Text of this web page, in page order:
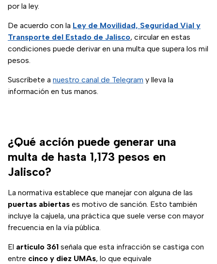
por la ley.
De acuerdo con la Ley de Movilidad, Seguridad Vial y
Transporte del Estado de Jalisco, circular en estas
condiciones puede derivar en una multa que supera los mil
pesos.
Suscríbete a nuestro canal de Telegram y lleva la
información en tus manos.
¿Qué acción puede generar una
multa de hasta 1,173 pesos en
Jalisco?
La normativa establece que manejar con alguna de las
puertas abiertas es motivo de sanción. Esto también
incluye la cajuela, una práctica que suele verse con mayor
frecuencia en la vía pública.
El artículo 361 señala que esta infracción se castiga con
entre cinco y diez UMAs, lo que equivale